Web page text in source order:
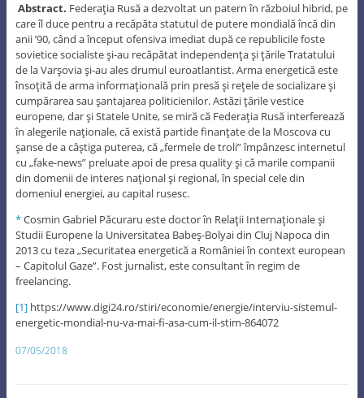
Abstract. Federaţia Rusă a dezvoltat un patern în războiul hibrid, pe
care îl duce pentru a recăpăta statutul de putere mondială încă din
anii ’90, când a început ofensiva imediat după ce republicile foste
sovietice socialiste şi-au recăpătat independenţa şi ţările Tratatului
de la Varşovia şi-au ales drumul euroatlantist. Arma energetică este
însoţită de arma informaţională prin presă şi reţele de socializare şi
cumpărarea sau şantajarea politicienilor. Astăzi ţările vestice
europene, dar şi Statele Unite, se miră că Federaţia Rusă interferează
în alegerile naţionale, că există partide finanţate de la Moscova cu
şanse de a câştiga puterea, că „fermele de troli” împânzesc internetul
cu „fake-news” preluate apoi de presa quality şi că marile companii
din domenii de interes naţional şi regional, în special cele din
domeniul energiei, au capital rusesc.
*Cosmin Gabriel Păcuraru este doctor în Relaţii Internaţionale şi
Studii Europene la Universitatea Babeş-Bolyai din Cluj Napoca din
2013 cu teza „Securitatea energetică a României în context european
– Capitolul Gaze”. Fost jurnalist, este consultant în regim de
freelancing.
[1]https://www.digi24.ro/stiri/economie/energie/interviu-sistemul-
energetic-mondial-nu-va-mai-fi-asa-cum-il-stim-864072
07/05/2018